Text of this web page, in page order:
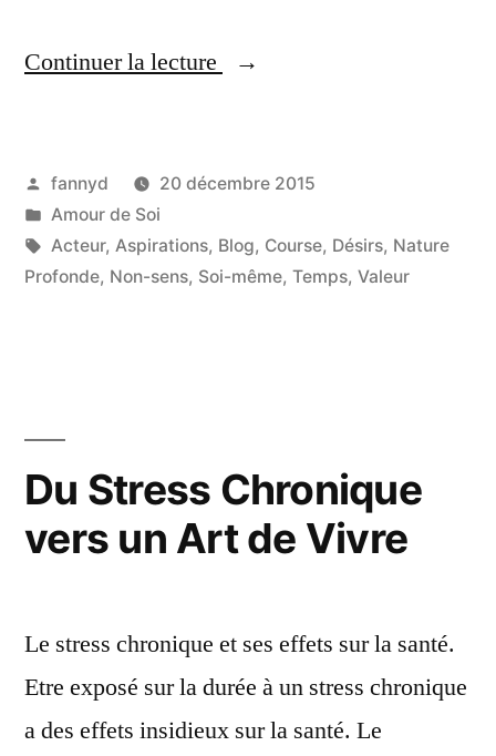
Continuer la lecture
« L’épuisement : un
Publié
par
fannyd
20 décembre 2015
Publié
dans
Amour de Soi
Étiquettes :
Acteur, Aspirations, Blog, Course, Désirs, Nature
Profonde, Non-sens, Soi-même, Temps, Valeur
Du Stress Chronique
vers un Art de Vivre
Le stress chronique et ses effets sur la santé.
Etre exposé sur la durée à un stress chronique
a des effets insidieux sur la santé. Le